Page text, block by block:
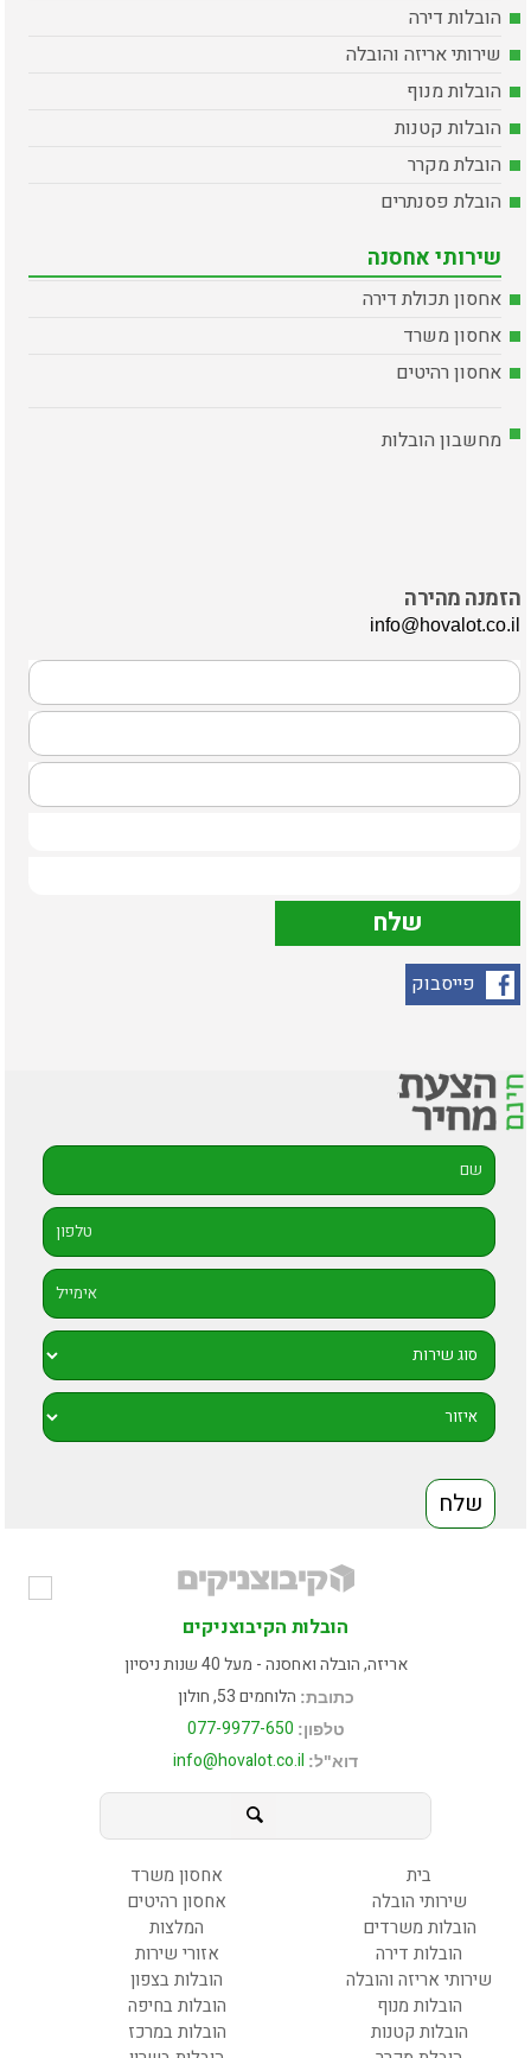
הובלות דירה
שירותי אריזה והובלה
הובלות מנוף
הובלות קטנות
הובלת מקרר
הובלת פסנתרים
שירותי אחסנה
אחסון תכולת דירה
אחסון משרד
אחסון רהיטים
מחשבון הובלות
הזמנה מהירה
info@hovalot.co.il
פייסבוק
הובלות הקיבוצניקים
אריזה, הובלה ואחסנה - מעל 40 שנות ניסיון
כתובת: הלוחמים 53, חולון
טלפון: 077-9977-650
דוא"ל: info@hovalot.co.il
בית
שירותי הובלה
הובלות משרדים
הובלות דירה
שירותי אריזה והובלה
הובלות מנוף
הובלות קטנות
אחסון משרד
אחסון רהיטים
המלצות
אזורי שירות
הובלות בצפון
הובלות בחיפה
הובלות במרכז